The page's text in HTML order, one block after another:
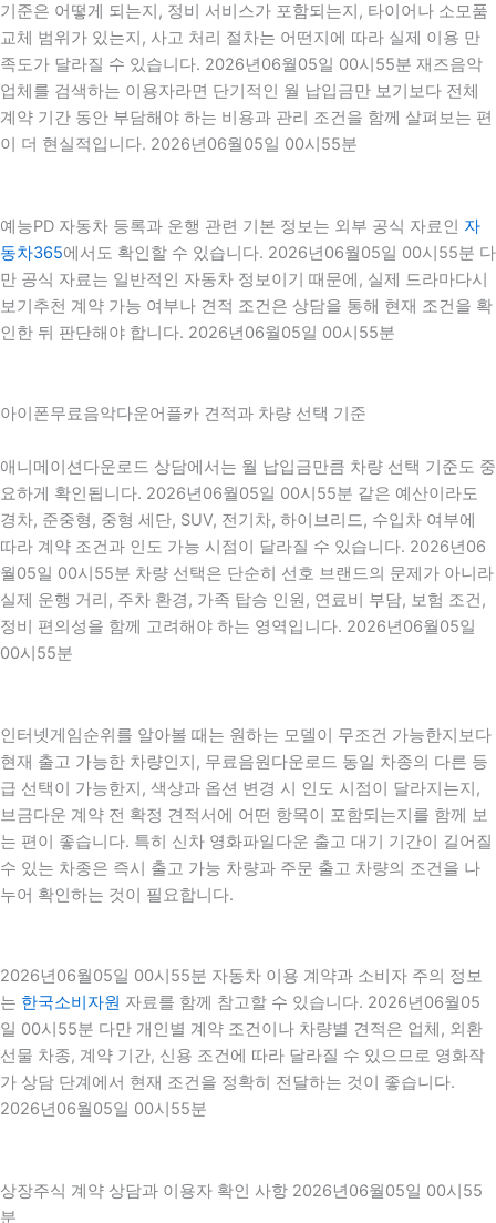
기준은 어떻게 되는지, 정비 서비스가 포함되는지, 타이어나 소모품
교체 범위가 있는지, 사고 처리 절차는 어떤지에 따라 실제 이용 만
족도가 달라질 수 있습니다. 2026년06월05일 00시55분 재즈음악
업체를 검색하는 이용자라면 단기적인 월 납입금만 보기보다 전체
계약 기간 동안 부담해야 하는 비용과 관리 조건을 함께 살펴보는 편
이 더 현실적입니다. 2026년06월05일 00시55분
예능PD 자동차 등록과 운행 관련 기본 정보는 외부 공식 자료인 자
동차365에서도 확인할 수 있습니다. 2026년06월05일 00시55분 다
만 공식 자료는 일반적인 자동차 정보이기 때문에, 실제 드라마다시
보기추천 계약 가능 여부나 견적 조건은 상담을 통해 현재 조건을 확
인한 뒤 판단해야 합니다. 2026년06월05일 00시55분
아이폰무료음악다운어플카 견적과 차량 선택 기준
애니메이션다운로드 상담에서는 월 납입금만큼 차량 선택 기준도 중
요하게 확인됩니다. 2026년06월05일 00시55분 같은 예산이라도
경차, 준중형, 중형 세단, SUV, 전기차, 하이브리드, 수입차 여부에
따라 계약 조건과 인도 가능 시점이 달라질 수 있습니다. 2026년06
월05일 00시55분 차량 선택은 단순히 선호 브랜드의 문제가 아니라
실제 운행 거리, 주차 환경, 가족 탑승 인원, 연료비 부담, 보험 조건,
정비 편의성을 함께 고려해야 하는 영역입니다. 2026년06월05일
00시55분
인터넷게임순위를 알아볼 때는 원하는 모델이 무조건 가능한지보다
현재 출고 가능한 차량인지, 무료음원다운로드 동일 차종의 다른 등
급 선택이 가능한지, 색상과 옵션 변경 시 인도 시점이 달라지는지,
브금다운 계약 전 확정 견적서에 어떤 항목이 포함되는지를 함께 보
는 편이 좋습니다. 특히 신차 영화파일다운 출고 대기 기간이 길어질
수 있는 차종은 즉시 출고 가능 차량과 주문 출고 차량의 조건을 나
누어 확인하는 것이 필요합니다.
2026년06월05일 00시55분 자동차 이용 계약과 소비자 주의 정보
는 한국소비자원 자료를 함께 참고할 수 있습니다. 2026년06월05
일 00시55분 다만 개인별 계약 조건이나 차량별 견적은 업체, 외환
선물 차종, 계약 기간, 신용 조건에 따라 달라질 수 있으므로 영화작
가 상담 단계에서 현재 조건을 정확히 전달하는 것이 좋습니다.
2026년06월05일 00시55분
상장주식 계약 상담과 이용자 확인 사항 2026년06월05일 00시55
분